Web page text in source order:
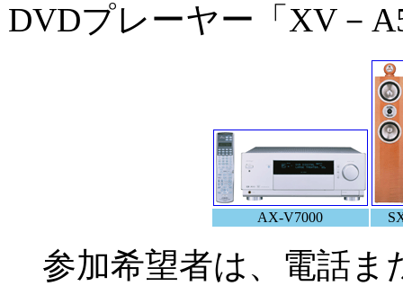
DVDプレーヤー「XV－
AX-V7000
参加希望者は、電話ま